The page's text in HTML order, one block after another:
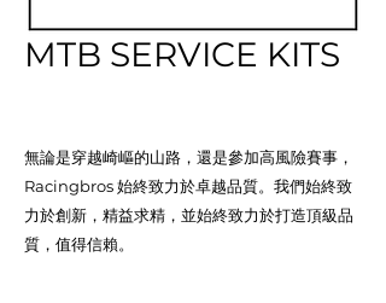
MTB SERVICE KITS
無論是穿越崎嶇的山路，還是參加高風險賽事，
Racingbros 始終致力於卓越品質。我們始終致
力於創新，精益求精，並始終致力於打造頂級品
質，值得信賴。